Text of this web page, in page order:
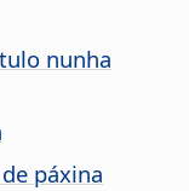
nunha
páxina